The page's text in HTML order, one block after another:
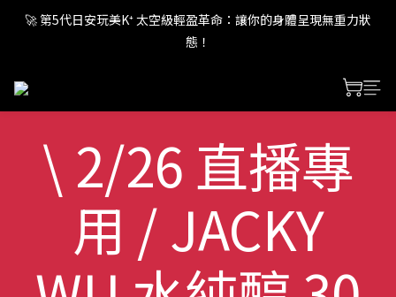
🚀 第5代日安玩美K⁺ 太空級輕盈革命：讓你的身體呈現無重力狀
態！
🚀 第5代日安玩美K⁺ 太空級輕盈革命：讓你的身體呈現無重力狀
態！
🚀 第5代日安玩美K⁺ 太空級輕盈革命：讓你的身體呈現無重力狀
\ 2/26 直播專
用 / JACKY